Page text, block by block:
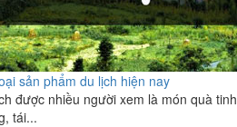
sản phẩm du lịch hiện nay
được nhiều người xem là món quà tinh
tái...